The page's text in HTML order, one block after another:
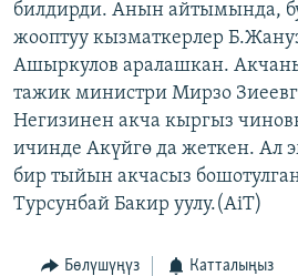
ЭЕ/АРнун бардык сайттары
билдирди. Анын айтымында,
жооптуу кызматкерлер
Ашыркулов аралашкан.
тажик министри Мирзо
Негизинен акча кыргыз
ичинде Акүйгө да жеткен. Ал
бир тыйын акчасыз
Турсунбай Бакир уулу.(AiT)
Бөлүшүңүз Катталыңыз